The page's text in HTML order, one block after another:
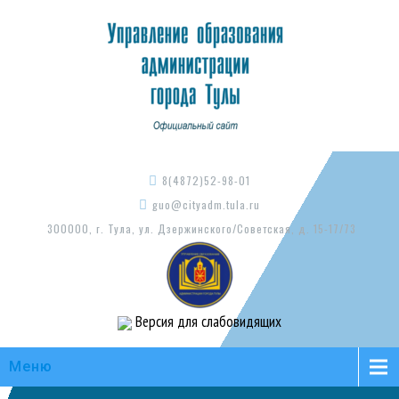
8(4872)52-98-01
guo@cityadm.tula.ru
300000, г. Тула, ул. Дзержинского/Советская, д. 15-17/73
Версия для слабовидящих
Меню